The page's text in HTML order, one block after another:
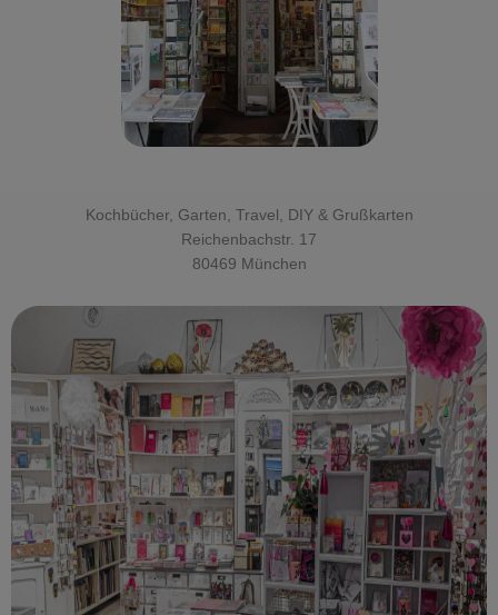
Kochbücher, Garten, Travel, DIY & Grußkarten
Reichenbachstr. 17
80469 München